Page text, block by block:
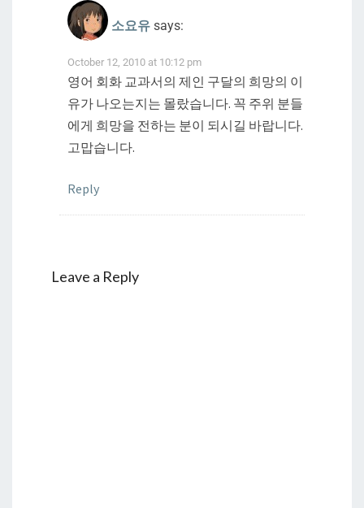
소요유 says:
October 12, 2010 at 10:12 pm
영어 회화 교과서의 제인 구달의 희망의 이
유가 나오는지는 몰랐습니다. 꼭 주위 분들
에게 희망을 전하는 분이 되시길 바랍니다.
고맙습니다.
Reply
Leave a Reply